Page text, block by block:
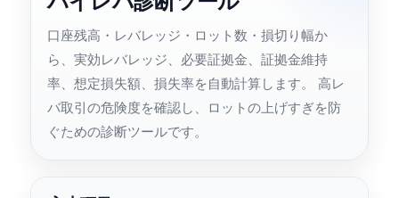
口座残高・レバレッジ・ロット数・損切り幅か
ら、実効レバレッジ、必要証拠金、証拠金維持
率、想定損失額、損失率を自動計算します。 高レ
バ取引の危険度を確認し、ロットの上げすぎを防
ぐための診断ツールです。